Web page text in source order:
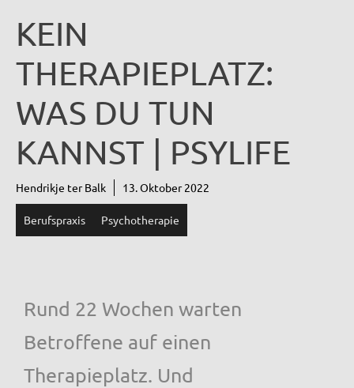
KEIN
THERAPIEPLATZ:
WAS DU TUN
KANNST | PSYLIFE
Hendrikje ter Balk 13. Oktober 2022
Berufspraxis Psychotherapie
Rund 22 Wochen warten
Betroffene auf einen
Therapieplatz. Und